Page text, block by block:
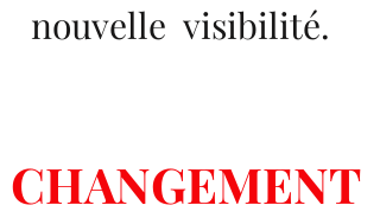
nouvelle visibilité.
CHANGEMENT